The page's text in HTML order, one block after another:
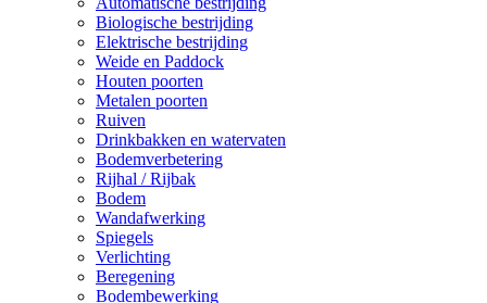
Biologische bestrijding
Elektrische bestrijding
Weide en Paddock
Houten poorten
Metalen poorten
Ruiven
Drinkbakken en watervaten
Bodemverbetering
Rijhal / Rijbak
Bodem
Wandafwerking
Spiegels
Verlichting
Beregening
Bodembewerking